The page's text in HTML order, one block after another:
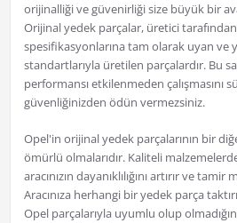
orijinalliği ve güvenirliği size büyük bir
Orijinal yedek parçalar, üretici tarafından
spesifikasyonlarına tam olarak uyan ve
standartlarıyla üretilen parçalardır. Bu
performansı etkilenmeden çalışmasını
güvenliğinizden ödün vermezsiniz.
Opel'in orijinal yedek parçalarının bir
ömürlü olmalarıdır. Kaliteli
aracınızın dayanıklılığını artırır ve tamir
Aracınıza herhangi bir yedek parça
Opel parçalarıyla uyumlu olup